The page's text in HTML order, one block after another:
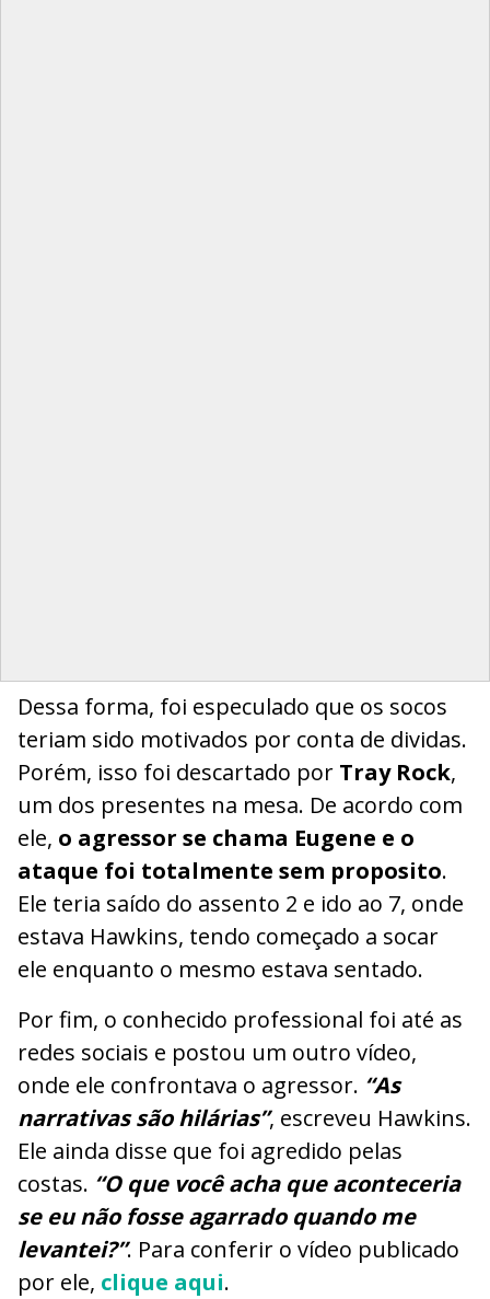
Dessa forma, foi especulado que os socos
teriam sido motivados por conta de dividas.
Porém, isso foi descartado por Tray Rock,
um dos presentes na mesa. De acordo com
ele, o agressor se chama Eugene e o
ataque foi totalmente sem proposito.
Ele teria saído do assento 2 e ido ao 7, onde
estava Hawkins, tendo começado a socar
ele enquanto o mesmo estava sentado.
Por fim, o conhecido professional foi até as
redes sociais e postou um outro vídeo,
onde ele confrontava o agressor. “As
narrativas são hilárias”, escreveu Hawkins.
Ele ainda disse que foi agredido pelas
costas. “O que você acha que aconteceria
se eu não fosse agarrado quando me
levantei?”. Para conferir o vídeo publicado
por ele, clique aqui.